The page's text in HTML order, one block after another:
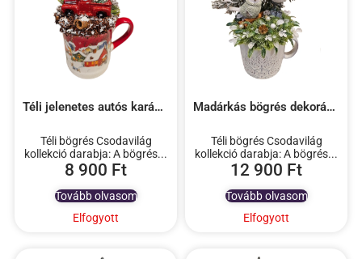
Elfogyott
Téli jelenetes autós karácsonyi bögrés dekoráció
8 900 Ft
Téli bögrés Csodavilág
kollekció darabja: A bögrés...
Tovább olvasom
Elfogyott
Madárkás bögrés dekoráció
12 900 Ft
Téli bögrés Csodavilág
kollekció darabja: A bögrés...
Tovább olvasom